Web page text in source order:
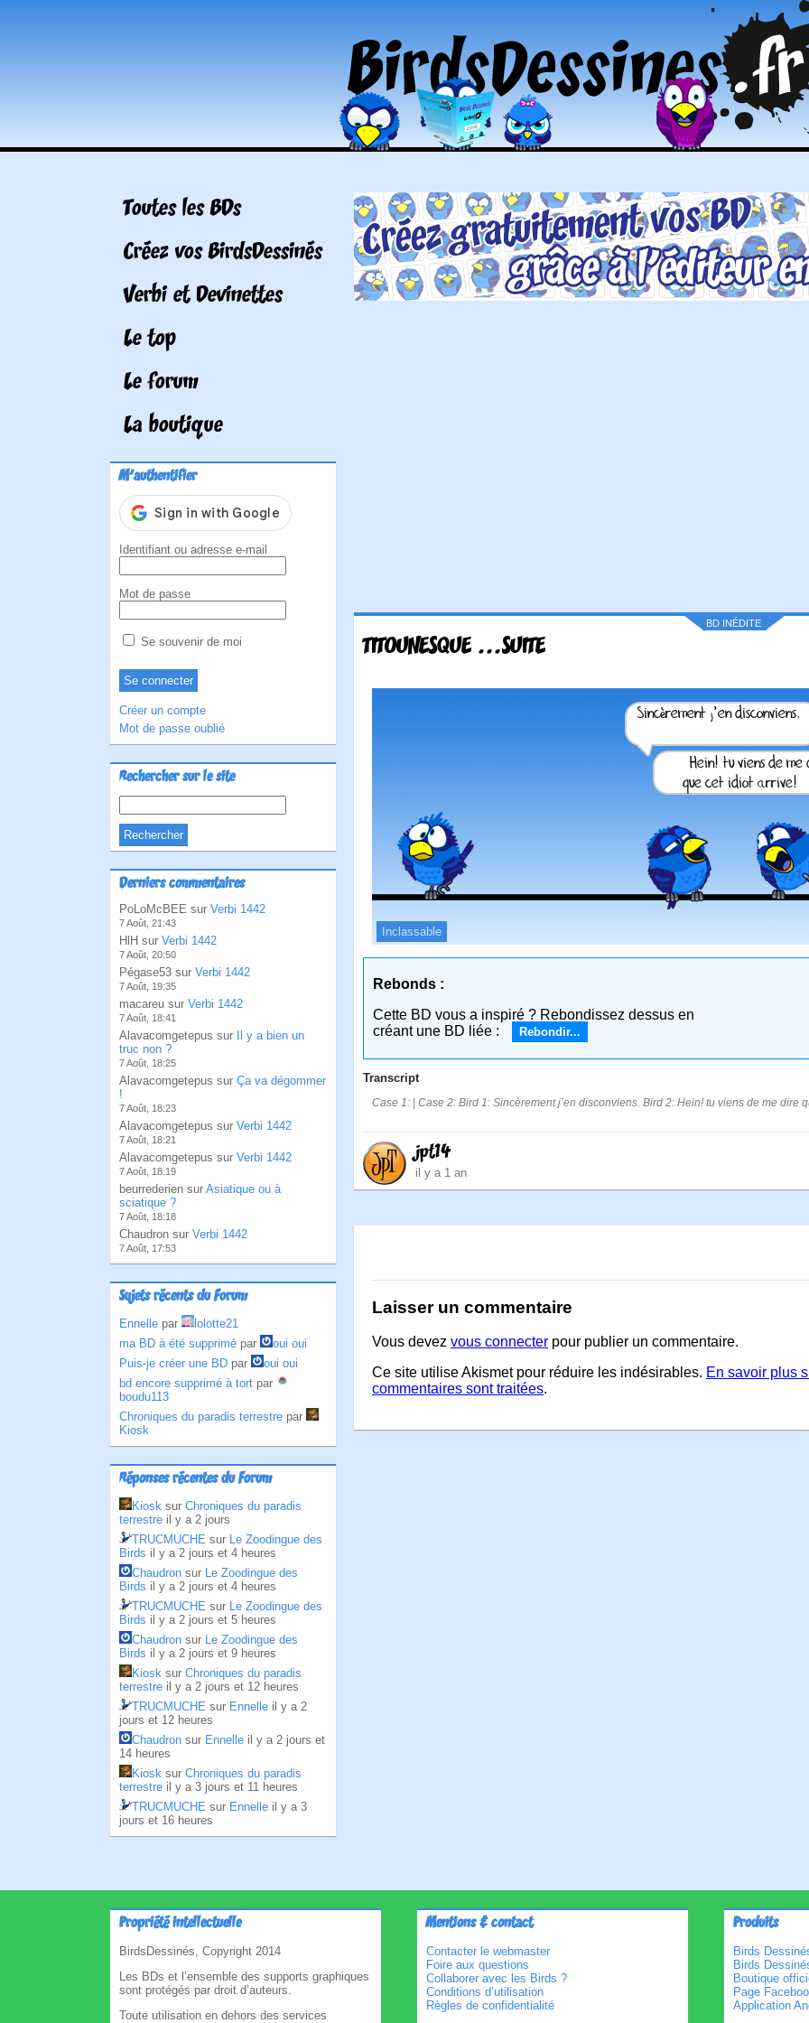
Toutes les BDs
Créez vos BirdsDessinés
Verbi et Devinettes
Le top
Le forum
La boutique
M'authentifier
Identifiant ou adresse e-mail
Mot de passe
Se souvenir de moi
Créer un compte
Mot de passe oublié
Rechercher sur le site
Derniers commentaires
PoLoMcBEE sur Verbi 1442
7 Août, 21:43
HlH sur Verbi 1442
7 Août, 20:50
Pégase53 sur Verbi 1442
7 Août, 19:35
macareu sur Verbi 1442
7 Août, 18:41
Alavacomgetepus sur
Il y a bien un
truc non ?
7 Août, 18:25
Alavacomgetepus sur Ça va dégommer
!
7 Août, 18:23
Alavacomgetepus sur Verbi 1442
7 Août, 18:21
Alavacomgetepus sur Verbi 1442
7 Août, 18:19
beurrederien sur Asiatique ou à
sciatique ?
7 Août, 18:18
Chaudron sur Verbi 1442
7 Août, 17:53
Sujets récents du Forum
Ennelle par
lolotte21
ma BD à été supprimé par
oui oui
Puis-je créer une BD par
oui oui
bd encore supprimé à tort par
boudu113
Chroniques du paradis terrestre par
Kiosk
Réponses récentes du Forum
Kiosk sur Chroniques du paradis
terrestre il y a 2 jours
TRUCMUCHE sur Le Zoodingue des
Birds il y a 2 jours et 4 heures
Chaudron sur Le Zoodingue des
Birds il y a 2 jours et 4 heures
TRUCMUCHE sur Le Zoodingue des
Birds il y a 2 jours et 5 heures
Chaudron sur Le Zoodingue des
Birds il y a 2 jours et 9 heures
Kiosk sur Chroniques du paradis
terrestre il y a 2 jours et 12 heures
TRUCMUCHE sur Ennelle il y a 2
jours et 12 heures
Chaudron sur Ennelle il y a 2 jours et
14 heures
Kiosk sur Chroniques du paradis
terrestre il y a 3 jours et 11 heures
TRUCMUCHE sur Ennelle il y a 3
jours et 16 heures
BD INÉDITE
TITOUNESQUE ...SUITE
Inclassable
Rebonds :
Cette BD vous a inspiré ? Rebondissez dessus en
créant une BD liée :
Rebondir...
Transcript
Case 1: | Case 2: Bird 1: Sincèrement j’en disconviens. Bird 2: Hein! tu viens de me dire
jpt14
il y a 1 an
Laisser un commentaire
Vous devez vous connecter pour publier un commentaire.
Ce site utilise Akismet pour réduire les indésirables. En savoir plus
commentaires sont traitées.
Propriété intellectuelle
BirdsDessinés, Copyright 2014
Les BDs et l’ensemble des supports graphiques
sont protégés par droit d’auteurs.
Toute utilisation en dehors des services
Mentions & contact
Contacter le webmaster
Foire aux questions
Collaborer avec les Birds ?
Conditions d’utilisation
Règles de confidentialité
Produits
Birds
Birds
Boutique
Page
Application